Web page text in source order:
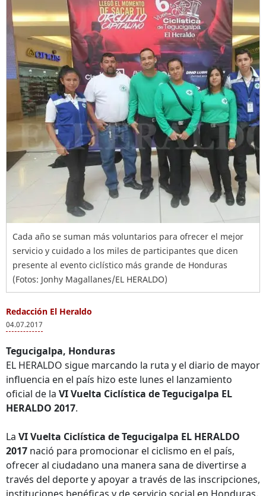
Cada año se suman más voluntarios para ofrecer el mejor
servicio y cuidado a los miles de participantes que dicen
presente al evento ciclístico más grande de Honduras
(Fotos: Jonhy Magallanes/EL HERALDO)
Redacción El Heraldo
04.07.2017
Tegucigalpa, Honduras
EL HERALDO sigue marcando la ruta y el diario de mayor
influencia en el país hizo este lunes el lanzamiento
oficial de la VI Vuelta Ciclística de Tegucigalpa EL
HERALDO 2017.
La VI Vuelta Ciclística de Tegucigalpa EL HERALDO
2017 nació para promocionar el ciclismo en el país,
ofrecer al ciudadano una manera sana de divertirse a
través del deporte y apoyar a través de las inscripciones,